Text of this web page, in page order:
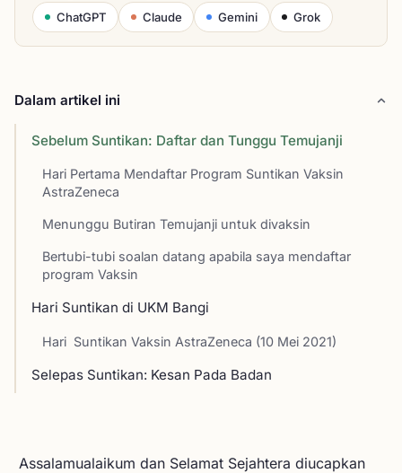
ChatGPT Claude Gemini Grok
Dalam artikel ini
Sebelum Suntikan: Daftar dan Tunggu Temujanji
Hari Pertama Mendaftar Program Suntikan Vaksin
AstraZeneca
Menunggu Butiran Temujanji untuk divaksin
Bertubi-tubi soalan datang apabila saya mendaftar
program Vaksin
Hari Suntikan di UKM Bangi
Hari Suntikan Vaksin AstraZeneca (10 Mei 2021)
Selepas Suntikan: Kesan Pada Badan
Assalamualaikum dan Selamat Sejahtera diucapkan